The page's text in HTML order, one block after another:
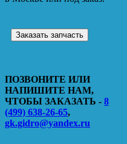
Заказать запчасть
ПОЗВОНИТЕ ИЛИ
НАПИШИТЕ НАМ,
ЧТОБЫ ЗАКАЗАТЬ - 8
(499) 638-26-65,
gk.gidro@yandex.ru